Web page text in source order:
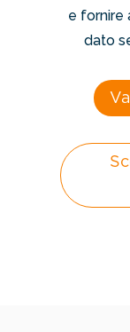
e fornire
dato